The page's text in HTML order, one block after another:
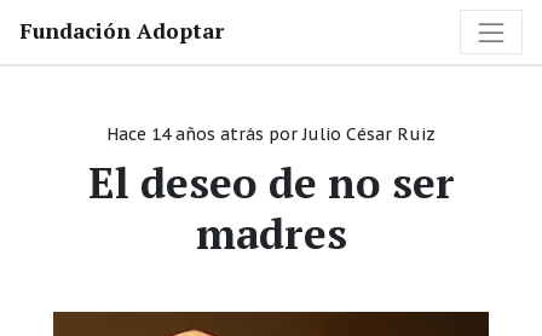
Fundación Adoptar
Hace 14 años atrás porJulio César Ruiz
El deseo de no ser
madres